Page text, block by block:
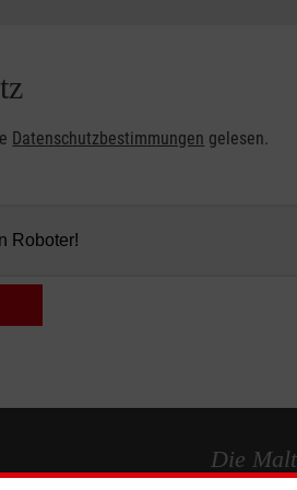
Datenschutzbestimmungen gelesen.
Die